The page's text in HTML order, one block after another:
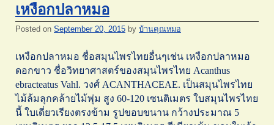
เหงือกปลาหมอ
Posted on September 20, 2015 by บ้านคุณหมอ
เหงือกปลาหมอ ชื่อสมุนไพรไทยอื่นๆเช่น เหงือกปลาหมอ
ดอกขาว ชื่อวิทยาศาสตร์ของสมุนไพรไทย Acanthus
ebracteatus Vahl. วงศ์ ACANTHACEAE. เป็นสมุนไพรไทย
ไม้ล้มลุกคล้ายไม้พุ่ม สูง 60-120 เซนติเมตร ใบสมุนไพรไทย
นี้ ใบเดี่ยวเรียงตรงข้าม รูปขอบขนาน กว้างประมาณ 5